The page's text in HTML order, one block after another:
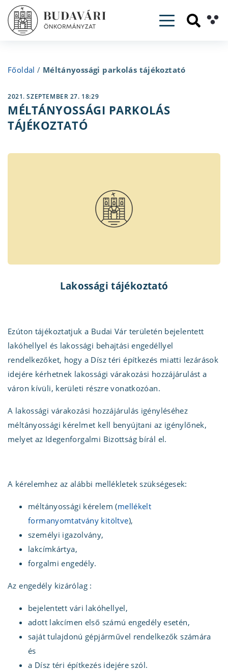
Toggle
Főoldal / Méltányossági parkolás tájékoztató
2021. SZEPTEMBER 27. 18:29
MÉLTÁNYOSSÁGI PARKOLÁS
TÁJÉKOZTATÓ
Lakossági tájékoztató
Ezúton tájékoztatjuk a Budai Vár területén bejelentett
lakóhellyel és lakossági behajtási engedéllyel
rendelkezőket, hogy a Dísz téri építkezés miatti lezárások
idejére kérhetnek lakossági várakozási hozzájárulást a
váron kívüli, kerületi részre vonatkozóan.
A lakossági várakozási hozzájárulás igényléséhez
méltányossági kérelmet kell benyújtani az igénylőnek,
melyet az Idegenforgalmi Bizottság bírál el.
A kérelemhez az alábbi mellékletek szükségesek:
méltányossági kérelem (mellékelt
formanyomtatvány kitöltve),
személyi igazolvány,
lakcímkártya,
forgalmi engedély.
Az engedély kizárólag :
bejelentett vári lakóhellyel,
adott lakcímen első számú engedély esetén,
saját tulajdonú gépjárművel rendelkezők számára
és
a Dísz téri építkezés idejére szól.